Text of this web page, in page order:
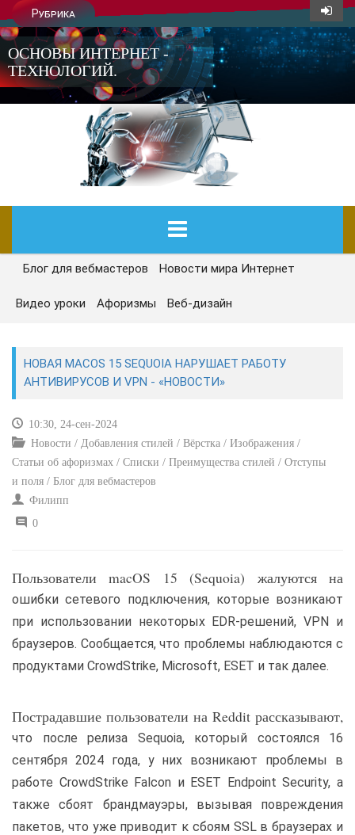
Рубрика
ОСНОВЫ ИНТЕРНЕТ -
ТЕХНОЛОГИЙ.
ГЛАВНАЯ
СЕГОДНЯ
РЕМОНТ И СОВЕТЫ
ИНТЕРНЕТ И СВЯЗЬ
Блог для вебмастеров Новости мира Интернет
Видео уроки Афоризмы Веб-дизайн
НОВАЯ MACOS 15 SEQUOIA НАРУШАЕТ РАБОТУ
АНТИВИРУСОВ И VPN - «НОВОСТИ»
10:30, 24-сен-2024
Новости / Добавления стилей / Вёрстка / Изображения /
Статьи об афоризмах / Списки / Преимущества стилей / Отступы
и поля / Блог для вебмастеров
Филипп
0
Пользователи macOS 15 (Sequoia) жалуются на
ошибки сетевого подключения, которые возникают
при использовании некоторых EDR-решений, VPN и
браузеров. Сообщается, что проблемы наблюдаются с
продуктами CrowdStrike, Microsoft, ESET и так далее.
Пострадавшие пользователи на Reddit рассказывают,
что после релиза Sequoia, который состоялся 16
сентября 2024 года, у них возникают проблемы в
работе CrowdStrike Falcon и ESET Endpoint Security, а
также сбоят брандмауэры, вызывая повреждения
пакетов, что уже приводит к сбоям SSL в браузерах и